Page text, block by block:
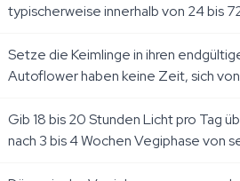
typischerweise innerhalb von 24 bis
Setze die Keimlinge in ihren
Autoflower haben keine Zeit, sich
Gib 18 bis 20 Stunden Licht pro Tag
nach 3 bis 4 Wochen Vegiphase von